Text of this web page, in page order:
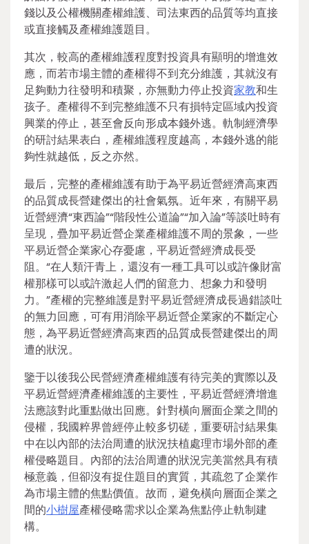
錢以及公權機關產權維護、司法東西的品質等均直接
或直接觸及產權維護題目。
其次，較高的產權維護程度對投資具有顯明的增進效
應，而若市場主體的產權得不到充分維護，其就沒有
足夠動力往發明和積聚，亦無動力停止投資家教和生
孩子。產權得不到完整維護不只有損特定區域內投資
興業的停止，甚至會反向形成本錢外逃。軌制經濟學
的研討結果表白，產權維護程度越高，本錢外逃的能
夠性就越低，反之亦然。
最后，完整的產權維護有助于為平易近營經濟高東西
的品質成長營建傑出的社會氣氛。近年來，有關平易
近營經濟“東西論”“階段性公道論”“加入論”等談吐時有
呈現，疊加平易近營企業產權維護不周的景象，一些
平易近營企業家心存憂慮，平易近營經濟成長受
阻。“在人類汗青上，還沒有一種工具可以或許像財富
權那樣可以或許激起人們的留意力、想象力和發明
力。”產權的完整維護是對平易近營經濟成長過錯談吐
的無力回應，可有用消除平易近營企業家的不斷定心
態，為平易近營經濟高東西的品質成長營建傑出的周
遭的狀況。
鑒于以後我公民營經濟產權維護有待完美的實際以及
平易近營經濟產權維護的主要性，平易近營經濟增進
法應該對此重點做出回應。針對橫向層面企業之間的
侵權，我國粹界曾經停止較多切磋，重要研討結果集
中在以內部的法治周遭的狀況扶植處理市場外部的產
權侵略題目。內部的法治周遭的狀況完美當然具有積
極意義，但卻沒有捉住題目的實質，其疏忽了企業作
為市場主體的焦點價值。故而，避免橫向層面企業之
間的小樹屋產權侵略需求以企業為焦點停止軌制建
構。